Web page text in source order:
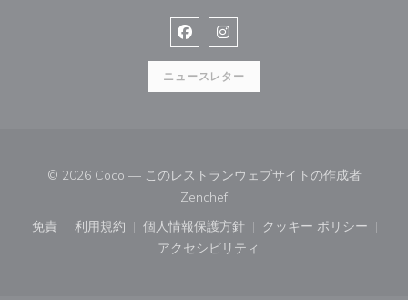
Facebook ((新しいウィンドウで
Instagram ((新しいウィンド
ニュースレター
© 2026 Coco — このレストランウェブサイトの作成者
Zenchef((新しいウィンドウで開きます))
免責
((新しいウィンドウで開きます))
利用規約
((新しいウィンドウで開きます))
個人情報保護方針
((新しいウィンドウで開きます))
クッキー ポリシー
((新しいウィ
アクセシビリティ
((新しいウィンドウで開きます))